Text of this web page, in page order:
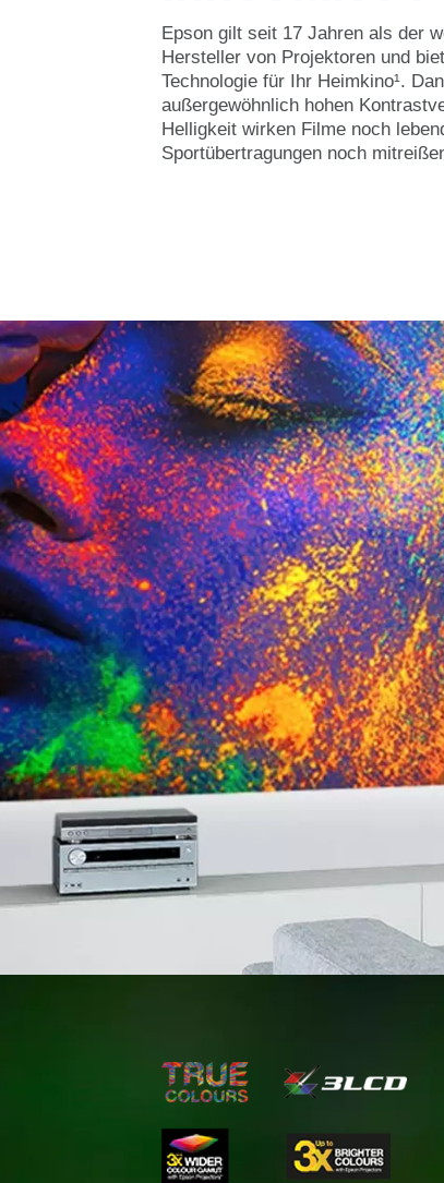
Epson gilt seit 17 Jahren als der
Hersteller von Projektoren und
Technologie für Ihr Heimkino¹.
außergewöhnlich hohen
Helligkeit wirken Filme noch
Sportübertragungen noch